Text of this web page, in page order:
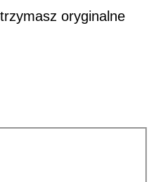
oryginalne